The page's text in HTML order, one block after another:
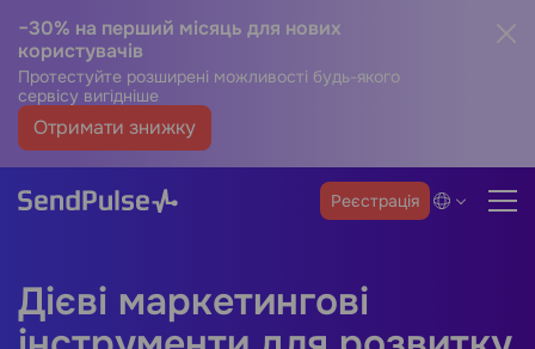
−30% на перший місяць для нових
користувачів
Протестуйте розширені можливості будь-якого
сервісу вигідніше
Отримати знижку
Реєстрація
Дієві маркетингові